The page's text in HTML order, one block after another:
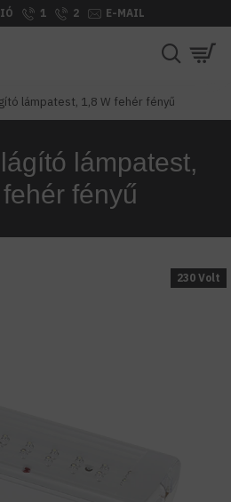
1 2 E-MAIL
lámpatest, 1,8 W fehér fényű
lámpatest,
fényű
230 Volt